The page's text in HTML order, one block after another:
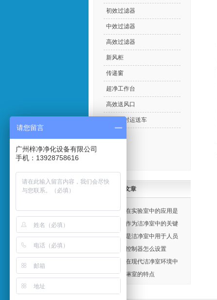
初效过滤器
中效过滤器
高效过滤器
新风柜
传递窗
超净工作台
高效送风口
电动密封运送车
最新文章
风淋室在实验室中的应用是
不可或缺的作用
风淋室作为洁净室中的关键
空气净化设备之一
风淋室是洁净室中用于人员
净化和物料净化的关键设备
风淋室控制器怎么设置
风淋室在现代洁净室环境中
的作用
多人风淋室的特点
请您留言
广州梓净净化设备有限公司
手机：13928758616